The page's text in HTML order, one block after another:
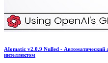
AIomatic v2.0.9 Nulled - Автоматический
интеллектом